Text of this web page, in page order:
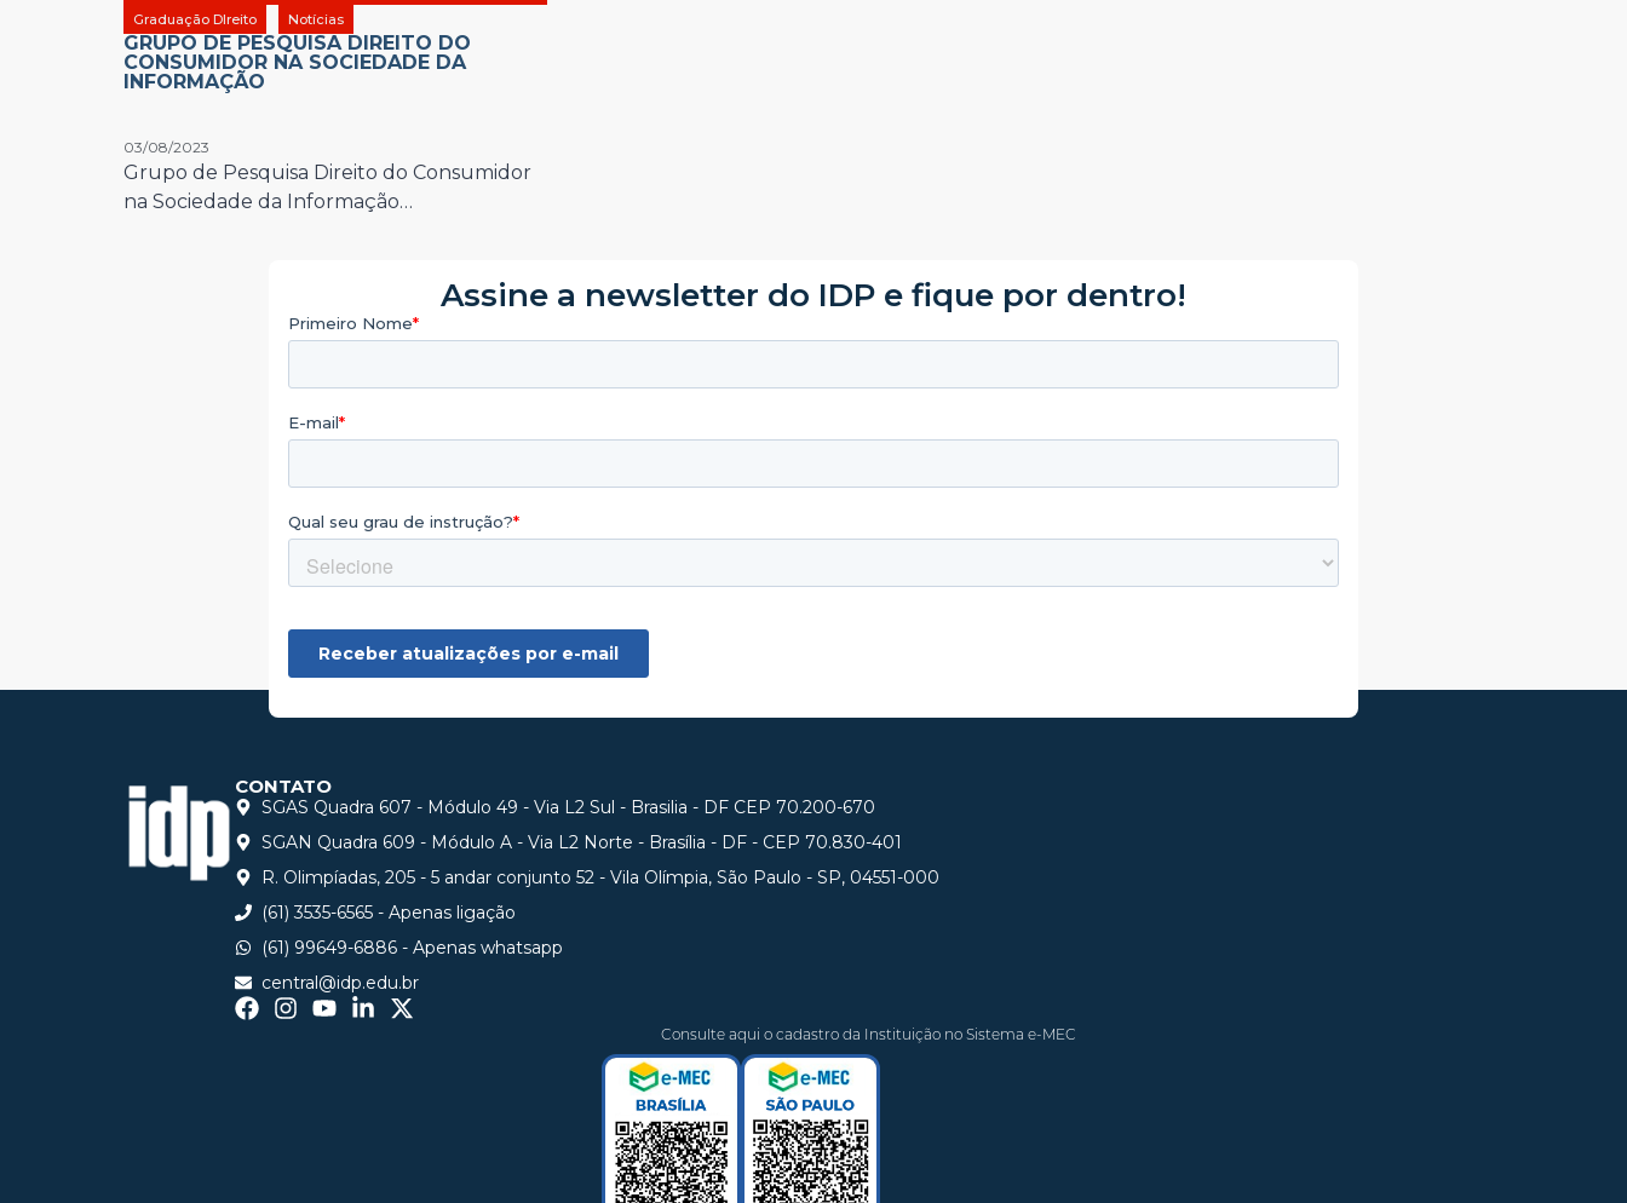
Graduação DIreito
Notícias
GRUPO DE PESQUISA DIREITO DO
CONSUMIDOR NA SOCIEDADE DA
INFORMAÇÃO
03/08/2023
Grupo de Pesquisa Direito do Consumidor
na Sociedade da Informação…
Assine a newsletter do IDP e fique por dentro!
CONTATO
SGAS Quadra 607 - Módulo 49 - Via L2 Sul - Brasilia - DF CEP 70.200-670
SGAN Quadra 609 - Módulo A - Via L2 Norte - Brasília - DF - CEP 70.830-401
R. Olimpíadas, 205 - 5 andar conjunto 52 - Vila Olímpia, São Paulo - SP, 04551-000
(61) 3535-6565 - Apenas ligação
(61) 99649-6886 - Apenas whatsapp
central@idp.edu.br
Consulte aqui o cadastro da Instituição no Sistema e-MEC